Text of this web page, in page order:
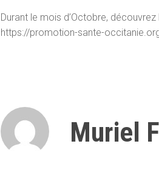
Durant le mois d’Octobre,
https://promotion-sante-
Muriel